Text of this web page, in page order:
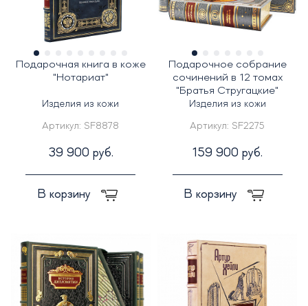
Подарочная книга в коже
"Нотариат"
Изделия из кожи
Артикул: SF8878
39 900 руб.
В корзину
Подарочное собрание
сочинений в 12 томах
"Братья Стругацкие"
Изделия из кожи
Артикул: SF2275
159 900 руб.
В корзину